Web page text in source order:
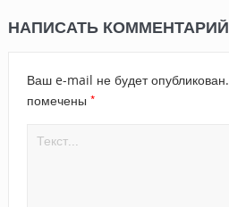
НАПИСАТЬ КОММЕНТАРИЙ
Ваш e-mail не будет опубликован.
помечены *